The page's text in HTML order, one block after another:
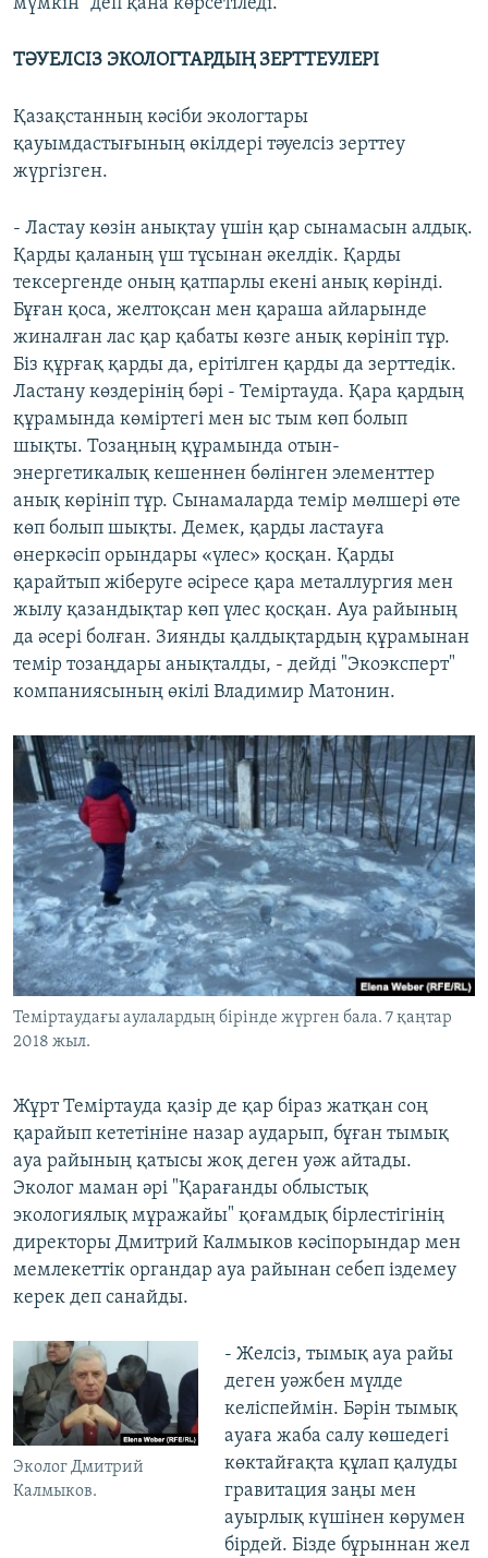
мүмкін" деп қана көрсетіледі.
ТӘУЕЛСІЗ ЭКОЛОГТАРДЫҢ ЗЕРТТЕУЛЕРІ
Қазақстанның кәсіби экологтары
қауымдастығының өкілдері тәуелсіз зерттеу
жүргізген.
- Ластау көзін анықтау үшін қар сынамасын алдық.
Қарды қаланың үш тұсынан әкелдік. Қарды
тексергенде оның қатпарлы екені анық көрінді.
Бұған қоса, желтоқсан мен қараша айларынде
жиналған лас қар қабаты көзге анық көрініп тұр.
Біз құрғақ қарды да, ерітілген қарды да зерттедік.
Ластану көздерінің бәрі - Теміртауда. Қара қардың
құрамында көміртегі мен ыс тым көп болып
шықты. Тозаңның құрамында отын-
энергетикалық кешеннен бөлінген элементтер
анық көрініп тұр. Сынамаларда темір мөлшері өте
көп болып шықты. Демек, қарды ластауға
өнеркәсіп орындары «үлес» қосқан. Қарды
қарайтып жіберуге әсіресе қара металлургия мен
жылу қазандықтар көп үлес қосқан. Ауа райының
да әсері болған. Зиянды қалдықтардың құрамынан
темір тозаңдары анықталды, - дейді "Экоэксперт"
компаниясының өкілі Владимир Матонин.
Теміртаудағы аулалардың бірінде жүрген бала. 7 қаңтар
2018 жыл.
Жұрт Теміртауда қазір де қар біраз жатқан соң
қарайып кететініне назар аударып, бұған тымық
ауа райының қатысы жоқ деген уәж айтады.
Эколог маман әрі "Қарағанды облыстық
экологиялық мұражайы" қоғамдық бірлестігінің
директоры Дмитрий Калмыков кәсіпорындар мен
мемлекеттік органдар ауа райынан себеп іздемеу
керек деп санайды.
Эколог Дмитрий
Калмыков.
- Желсіз, тымық ауа райы
деген уәжбен мүлде
келіспеймін. Бәрін тымық
ауаға жаба салу көшедегі
көктайғақта құлап қалуды
гравитация заңы мен
ауырлық күшінен көрумен
бірдей. Бізде бұрыннан жел